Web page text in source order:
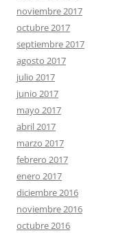
noviembre 2017
octubre 2017
septiembre 2017
agosto 2017
julio 2017
junio 2017
mayo 2017
abril 2017
marzo 2017
febrero 2017
enero 2017
diciembre 2016
noviembre 2016
octubre 2016